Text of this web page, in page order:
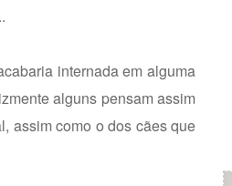
internada em alguma
alguns pensam assim
assim como o dos cães que